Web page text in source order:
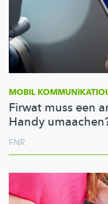
MOBIL
Firwat muss een
Handy
FNR